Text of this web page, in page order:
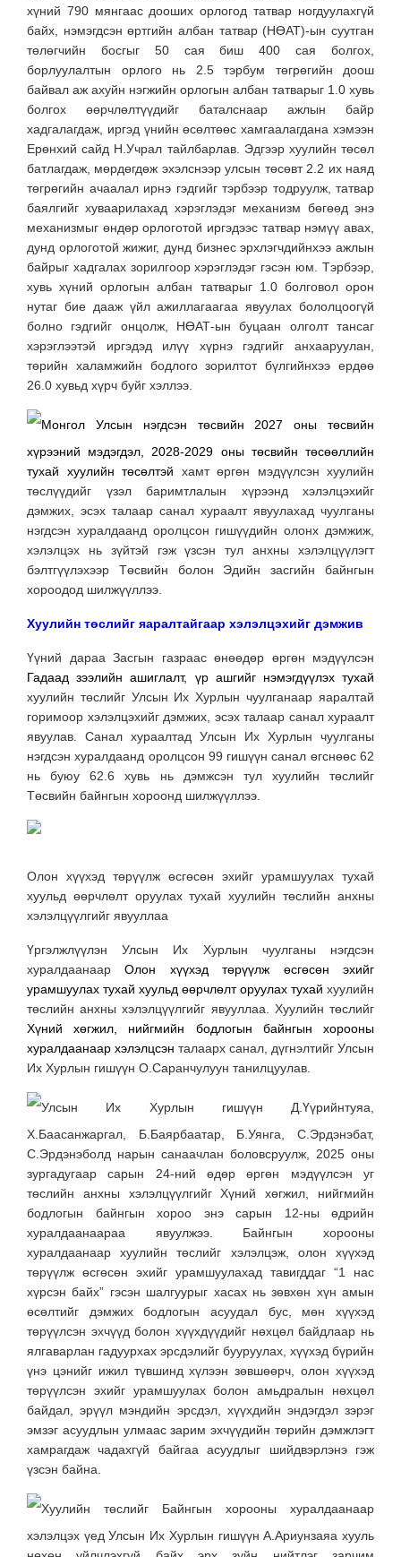
хүний 790 мянгаас дооших орлогод татвар ногдуулахгүй
байх, нэмэгдсэн өртгийн албан татвар (НӨАТ)-ын суутган
төлөгчийн босгыг 50 сая биш 400 сая болгох,
борлуулалтын орлого нь 2.5 тэрбум төгрөгийн доош
байвал аж ахуйн нэгжийн орлогын албан татварыг 1.0 хувь
болгох өөрчлөлтүүдийг баталснаар ажлын байр
хадгалагдаж, иргэд үнийн өсөлтөөс хамгаалагдана хэмээн
Ерөнхий сайд Н.Учрал тайлбарлав. Эдгээр хуулийн төсөл
батлагдаж, мөрдөгдөж эхэлснээр улсын төсөвт 2.2 их наяд
төгрөгийн ачаалал ирнэ гэдгийг тэрбээр тодруулж, татвар
баялгийг хуваарилахад хэрэглэдэг механизм бөгөөд энэ
механизмыг өндөр орлоготой иргэдээс татвар нэмүү авах,
дунд орлоготой жижиг, дунд бизнес эрхлэгчдийнхээ ажлын
байрыг хадгалах зорилгоор хэрэглэдэг гэсэн юм. Тэрбээр,
хувь хүний орлогын албан татварыг 1.0 болговол орон
нутаг бие дааж үйл ажиллагаагаа явуулах бололцоогүй
болно гэдгийг онцолж, НӨАТ-ын буцаан олголт тансаг
хэрэглээтэй иргэдэд илүү хүрнэ гэдгийг анхааруулан,
төрийн халамжийн бодлого зорилтот бүлгийнхээ ердөө
26.0 хувьд хүрч буйг хэллээ.
Монгол Улсын нэгдсэн төсвийн 2027 оны төсвийн
хүрээний мэдэгдэл,
2028-2029 оны төсвийн төсөөллийн
тухай хуулийн төсөлтэй хамт өргөн мэдүүлсэн хуулийн
төслүүдийг үзэл баримтлалын хүрээнд хэлэлцэхийг
дэмжих, эсэх талаар санал хураалт явуулахад чуулганы
нэгдсэн хуралдаанд оролцсон гишүүдийн олонх дэмжиж,
хэлэлцэх нь зүйтэй гэж үзсэн тул анхны хэлэлцүүлэгт
бэлтгүүлэхээр Төсвийн болон Эдийн засгийн байнгын
хороодод шилжүүллээ.
Хуулийн төслийг яаралтайгаар хэлэлцэхийг дэмжив
Үүний дараа Засгын газраас өнөөдөр өргөн мэдүүлсэн
Гадаад зээлийн ашиглалт, үр ашгийг нэмэгдүүлэх тухай
хуулийн төслийг Улсын Их Хурлын чуулганаар яаралтай
горимоор хэлэлцэхийг дэмжих, эсэх талаар санал хураалт
явуулав. Санал хураалтад Улсын Их Хурлын чуулганы
нэгдсэн хуралдаанд оролцсон 99 гишүүн санал өгснөөс 62
нь буюу 62.6 хувь нь дэмжсэн тул хуулийн төслийг
Төсвийн байнгын хороонд шилжүүллээ.
Олон хүүхэд төрүүлж өсгөсөн эхийг урамшуулах тухай
хуульд өөрчлөлт оруулах тухай хуулийн төслийн анхны
хэлэлцүүлгийг явууллаа
Үргэлжлүүлэн Улсын Их Хурлын чуулганы нэгдсэн
хуралдаанаарОлон хүүхэд төрүүлж өсгөсөн эхийг
урамшуулах тухай хуульд өөрчлөлт оруулах тухай хуулийн
төслийн анхны хэлэлцүүлгийг явууллаа. Хуулийн төслийг
Хүний хөгжил, нийгмийн бодлогын байнгын хорооны
хуралдаанаар хэлэлцсэн талаарх санал, дүгнэлтийг Улсын
Их Хурлын гишүүн О.Саранчулуун танилцуулав.
Улсын Их Хурлын гишүүн Д.Үүрийнтуяа,
Х.Баасанжаргал, Б.Баярбаатар, Б.Уянга, С.Эрдэнэбат,
С.Эрдэнэболд нарын санаачлан боловсруулж, 2025 оны
зургадугаар сарын 24-ний өдөр өргөн мэдүүлсэн уг
төслийн анхны хэлэлцүүлгийг Хүний хөгжил, нийгмийн
бодлогын байнгын хороо энэ сарын 12-ны өдрийн
хуралдаанаараа явуулжээ. Байнгын хорооны
хуралдаанаар хуулийн төслийг хэлэлцэж, олон хүүхэд
төрүүлж өсгөсөн эхийг урамшуулахад тавигддаг “1 нас
хүрсэн байх” гэсэн шалгуурыг хасах нь зөвхөн хүн амын
өсөлтийг дэмжих бодлогын асуудал бус, мөн хүүхэд
төрүүлсэн эхчүүд болон хүүхдүүдийг нөхцөл байдлаар нь
ялгаварлан гадуурхах эрсдэлийг бууруулах, хүүхэд бүрийн
үнэ цэнийг ижил түвшинд хүлээн зөвшөөрч, олон хүүхэд
төрүүлсэн эхийг урамшуулах болон амьдралын нөхцөл
байдал, эрүүл мэндийн эрсдэл, хүүхдийн эндэгдэл зэрэг
эмзэг асуудлын улмаас зарим эхчүүдийн төрийн дэмжлэгт
хамрагдаж чадахгүй байгаа асуудлыг шийдвэрлэнэ гэж
үзсэн байна.
Хуулийн төслийг Байнгын хорооны хуралдаанаар
хэлэлцэх үед Улсын Их Хурлын гишүүн А.Ариунзаяа хууль